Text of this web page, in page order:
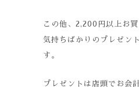
この他、2,200円以上お
気持ちばかりのプレゼン
す。
プレゼントは店頭でお会